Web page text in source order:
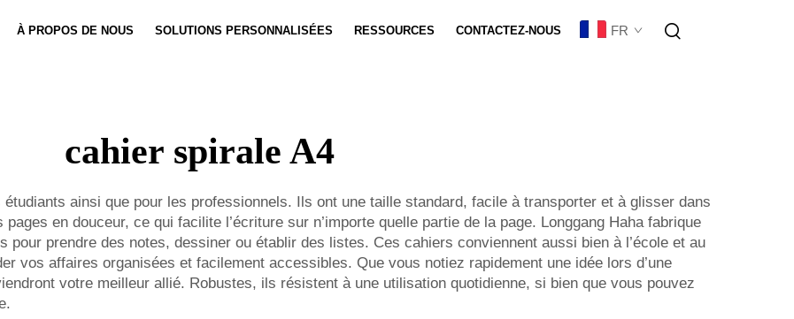
À PROPOS DE NOUS SOLUTIONS PERSONNALISÉES RESSOURCES CONTACTEZ-NOUS FR
cahier spirale A4
ainsi que pour les professionnels. Ils ont une taille standard, facile à transporter et à glisser dans
en douceur, ce qui facilite l’écriture sur n’importe quelle partie de la page. Longgang Haha fabrique
pour prendre des notes, dessiner ou établir des listes. Ces cahiers conviennent aussi bien à l’école et au
vos affaires organisées et facilement accessibles. Que vous notiez rapidement une idée lors d’une
votre meilleur allié. Robustes, ils résistent à une utilisation quotidienne, si bien que vous pouvez